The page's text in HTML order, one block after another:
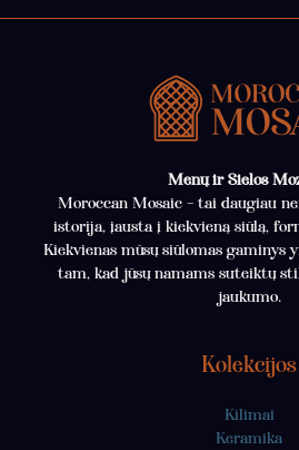
Menų ir Sielos
Moroccan Mosaic – tai daugiau
istorija, įausta į kiekvieną siūlą,
Kiekvienas mūsų siūlomas gaminys
tam, kad jūsų namams suteiktų
jaukumo.
Kolekcijos
Kilimai
Keramika